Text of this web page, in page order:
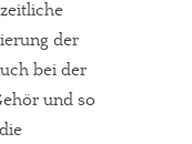
der
bei der
und so